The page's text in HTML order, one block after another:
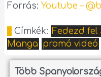
Forrás:Youtube –
Címkék: Fedezd
Manga promó videó
Több